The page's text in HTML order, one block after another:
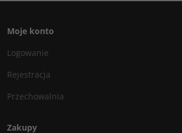
Moje konto
Logowanie
Rejestracja
Przechowalnia
Zakupy